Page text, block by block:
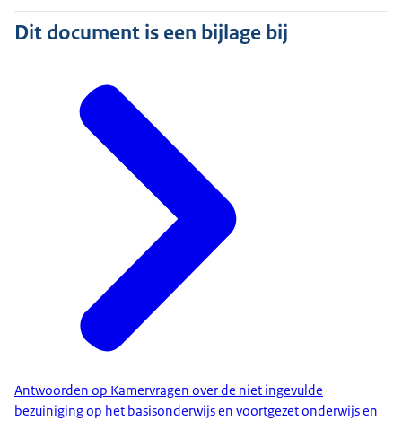
Dit document is een bijlage bij
Antwoorden op Kamervragen over de niet ingevulde
bezuiniging op het basisonderwijs en voortgezet onderwijs en